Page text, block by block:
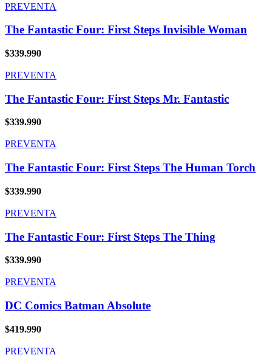
PREVENTA
The Fantastic Four: First Steps Invisible Woman
$339.990
PREVENTA
The Fantastic Four: First Steps Mr. Fantastic
$339.990
PREVENTA
The Fantastic Four: First Steps The Human Torch
$339.990
PREVENTA
The Fantastic Four: First Steps The Thing
$339.990
PREVENTA
DC Comics Batman Absolute
$419.990
PREVENTA